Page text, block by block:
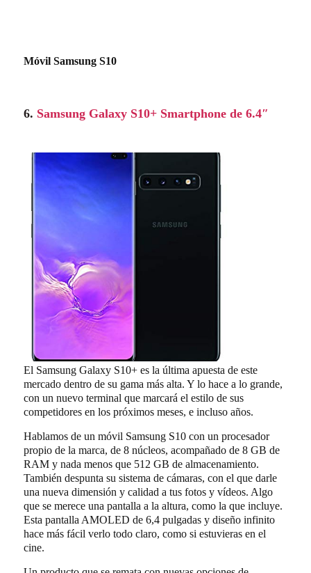
Móvil Samsung S10
6. Samsung Galaxy S10+ Smartphone de 6.4″
El Samsung Galaxy S10+ es la última apuesta de este
mercado dentro de su gama más alta. Y lo hace a lo grande,
con un nuevo terminal que marcará el estilo de sus
competidores en los próximos meses, e incluso años.
Hablamos de un móvil Samsung S10 con un procesador
propio de la marca, de 8 núcleos, acompañado de 8 GB de
RAM y nada menos que 512 GB de almacenamiento.
También despunta su sistema de cámaras, con el que darle
una nueva dimensión y calidad a tus fotos y vídeos. Algo
que se merece una pantalla a la altura, como la que incluye.
Esta pantalla AMOLED de 6,4 pulgadas y diseño infinito
hace más fácil verlo todo claro, como si estuvieras en el
cine.